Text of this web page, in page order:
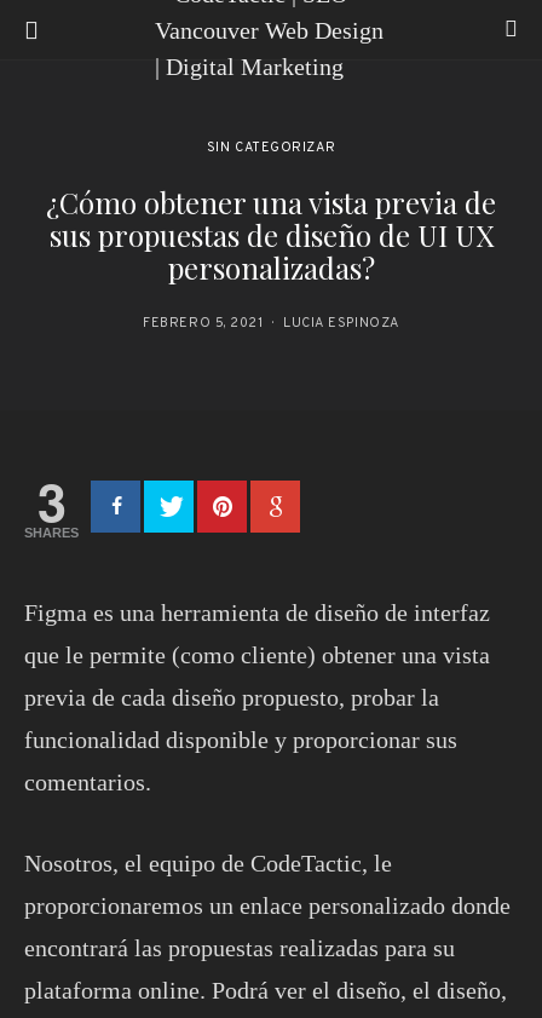
SIN CATEGORIZAR
¿Cómo obtener una vista previa de
sus propuestas de diseño de UI UX
personalizadas?
FEBRERO 5, 2021 LUCIA ESPINOZA
3
SHARES
Figma es una herramienta de diseño de interfaz
que le permite (como cliente) obtener una vista
previa de cada diseño propuesto, probar la
funcionalidad disponible y proporcionar sus
comentarios.
Nosotros, el equipo de CodeTactic, le
proporcionaremos un enlace personalizado donde
encontrará las propuestas realizadas para su
plataforma online. Podrá ver el diseño, el diseño,